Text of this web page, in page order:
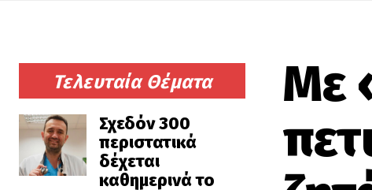
Τελευταία Θέματα
Σχεδόν 300
περιστατικά
δέχεται
καθημερινά το
Με